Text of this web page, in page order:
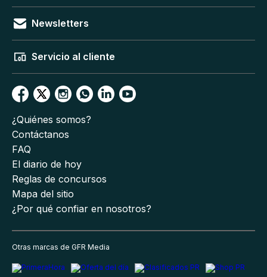
Newsletters
Servicio al cliente
¿Quiénes somos?
Contáctanos
FAQ
El diario de hoy
Reglas de concursos
Mapa del sitio
¿Por qué confiar en nosotros?
Otras marcas de GFR Media